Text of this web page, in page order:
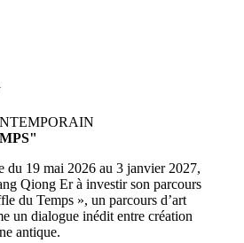
du 19 mai 2026 au 3 janvier 2027,
Qiong Er à investir son parcours
du Temps », un parcours d’art
un dialogue inédit entre création
antique.